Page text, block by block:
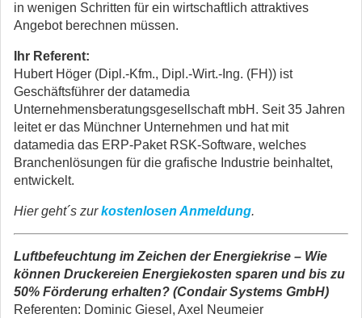
in wenigen Schritten für ein wirtschaftlich attraktives
Angebot berechnen müssen.
Ihr Referent:
Hubert Höger (Dipl.-Kfm., Dipl.-Wirt.-Ing. (FH)) ist
Geschäftsführer der datamedia
Unternehmensberatungsgesellschaft mbH. Seit 35 Jahren
leitet er das Münchner Unternehmen und hat mit
datamedia das ERP-Paket RSK-Software, welches
Branchenlösungen für die grafische Industrie beinhaltet,
entwickelt.
Hier geht´s zurkostenlosen Anmeldung.
Luftbefeuchtung im Zeichen der Energiekrise – Wie
können Druckereien Energiekosten sparen und bis zu
50% Förderung erhalten? (Condair Systems GmbH)
Referenten: Dominic Giesel, Axel Neumeier